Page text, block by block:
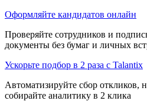
Оформляйте кандидатов онлайн
Проверяйте сотрудников и
документы без бумаг и личных
Ускорьте подбор в 2 раза с Talantix
Автоматизируйте сбор откликов,
собирайте аналитику в 2 клика